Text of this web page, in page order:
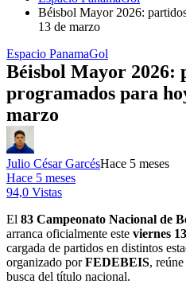
Béisbol Mayor 2026:
13 de marzo
Espacio PanamaGol
Béisbol Mayor 2026:
programados para
marzo
Julio César GarcésHace 5 meses
Hace 5 meses
94,0 Vistas
El 83 Campeonato Nacional de
arranca oficialmente este viernes
cargada de partidos en distintos
organizado porFEDEBEIS,
busca del título nacional.